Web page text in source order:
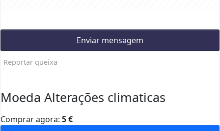
Enviar mensagem
Reportar queixa
Moeda Alterações climaticas
Comprar agora: 5€